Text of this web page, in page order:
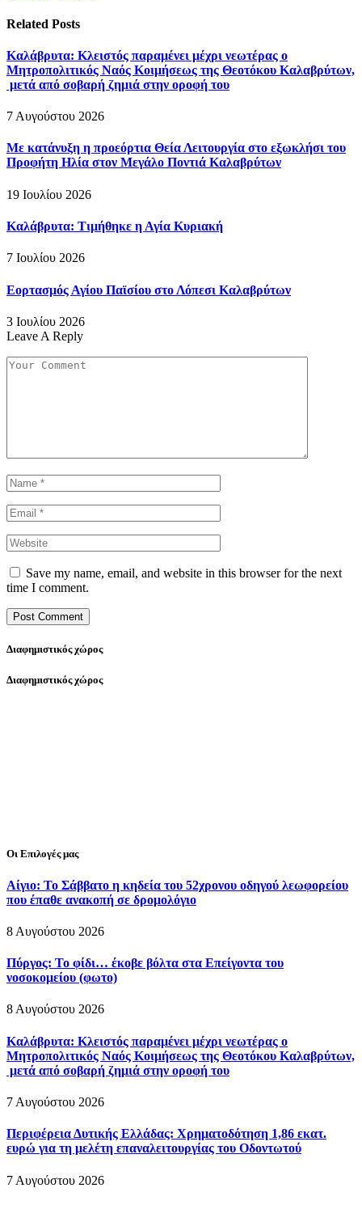
Related Posts
Καλάβρυτα: Κλειστός παραμένει μέχρι νεωτέρας ο
Μητροπολιτικός Ναός Κοιμήσεως της Θεοτόκου Καλαβρύτων,
μετά από σοβαρή ζημιά στην οροφή του
7 Αυγούστου 2026
Με κατάνυξη η προεόρτια Θεία Λειτουργία στο εξωκλήσι του
Προφήτη Ηλία στον Μεγάλο Ποντιά Καλαβρύτων
19 Ιουλίου 2026
Καλάβρυτα: Τιμήθηκε η Αγία Κυριακή
7 Ιουλίου 2026
Εορτασμός Αγίου Παϊσίου στο Λόπεσι Καλαβρύτων
3 Ιουλίου 2026
Leave A Reply
Save my name, email, and website in this browser for the next
time I comment.
Διαφημιστικός χώρος
Διαφημιστικός χώρος
Οι Επιλογές μας
Αίγιο: Το Σάββατο η κηδεία του 52χρονου οδηγού λεωφορείου
που έπαθε ανακοπή σε δρομολόγιο
8 Αυγούστου 2026
Πύργος: Το φίδι… έκοβε βόλτα στα Επείγοντα του
νοσοκομείου (φωτο)
8 Αυγούστου 2026
Καλάβρυτα: Κλειστός παραμένει μέχρι νεωτέρας ο
Μητροπολιτικός Ναός Κοιμήσεως της Θεοτόκου Καλαβρύτων,
μετά από σοβαρή ζημιά στην οροφή του
7 Αυγούστου 2026
Περιφέρεια Δυτικής Ελλάδας: Χρηματοδότηση 1,86 εκατ.
ευρώ για τη μελέτη επαναλειτουργίας του Οδοντωτού
7 Αυγούστου 2026